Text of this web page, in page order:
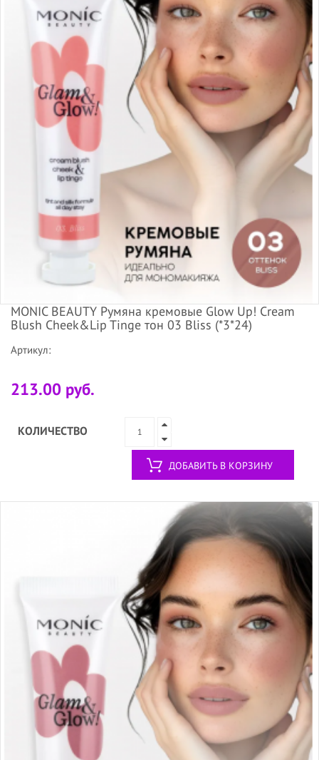
MONIC BEAUTY Румяна кремовые Glow Up! Cream
Blush Cheek&Lip Tinge тон 03 Bliss (*3*24)
Артикул:
213.00 руб.
КОЛИЧЕСТВО
ДОБАВИТЬ В КОРЗИНУ